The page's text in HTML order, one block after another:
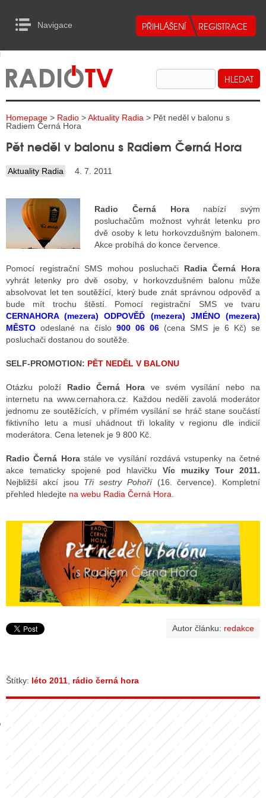
Navigace
RADIA
TELEVIZE
INTERNET
TISK
RÁDIÍ
TELEVIZE
TELEVIZÍ
INTERNET
RÁDIA
STRÁNKY RÁDIÍ
STRÁNKY TV
STÁT BLOGEREM
DISKUTÉRA NA RADIOTV
STARŠÍCH DISKUZÍ
to Content
Homepage > Radio >Aktuality Radia > Pět neděl v balonu s
Radiem Černá Hora
Pět neděl v balonu s Radiem Černá Hora
Aktuality Radia 4. 7. 2011
Radio Černá Horanabízí svým
posluchačům možnost vyhrát letenku pro
dvě osoby k letu horkovzdušným balonem.
Akce probíhá do konce července.
Pomocí registrační SMS mohou posluchači Radia Černá Hora
vyhrát letenky pro dvě osoby, v horkovzdušném balonu může
absolvovat let ten soutěžící, který bude znát správnou odpověď a
bude mít trochu štěstí. Pomocí registrační SMS ve tvaru
CERNAHORA (mezera) ODPOVĚĎ (mezera) JMÉNO (mezera)
MĚSTOodeslané na číslo 900 06 06 (cena SMS je 6 Kč) se
posluchači dostanou do soutěže.
SELF-PROMOTION: PĚT NEDĚL V BALONU
Otázku položí Radio Černá Hora ve svém vysílání nebo na
internetu na www.cernahora.cz. Každou neděli zavolá moderátor
jednomu ze soutěžících, v přímém vysílání se hráč stane součástí
fiktivního letu a musí uhádnout tři lokality v regionu dle indicií
moderátora. Cena letenek je 9 800 Kč.
Radio Černá Horastále ve vysílání rozdává vstupenky na četné
akce tematicky spojené pod hlavičku Víc muziky Tour 2011.
Nejbližší akcí jsou Tři sestry Pohoří(16. července). Kompletní
přehled hledejte na webu Radia Černá Hora
Autor článku: redakce
Štítky: léto 2011 rádio černá hora